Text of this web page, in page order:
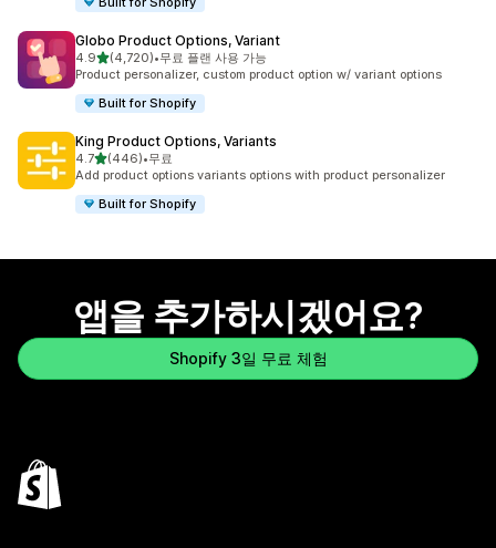
Globo Product Options, Variant
4.9별 5개 중
(4,720)
총 리뷰 4720개
•무료 플랜 사용 가능
Product personalizer, custom product option w/ variant options
Built for Shopify
King Product Options, Variants
4.7별 5개 중
(446)
총 리뷰 446개
•무료
Add product options variants options with product personalizer
Built for Shopify
앱을 추가하시겠어요?
Shopify 3일 무료 체험